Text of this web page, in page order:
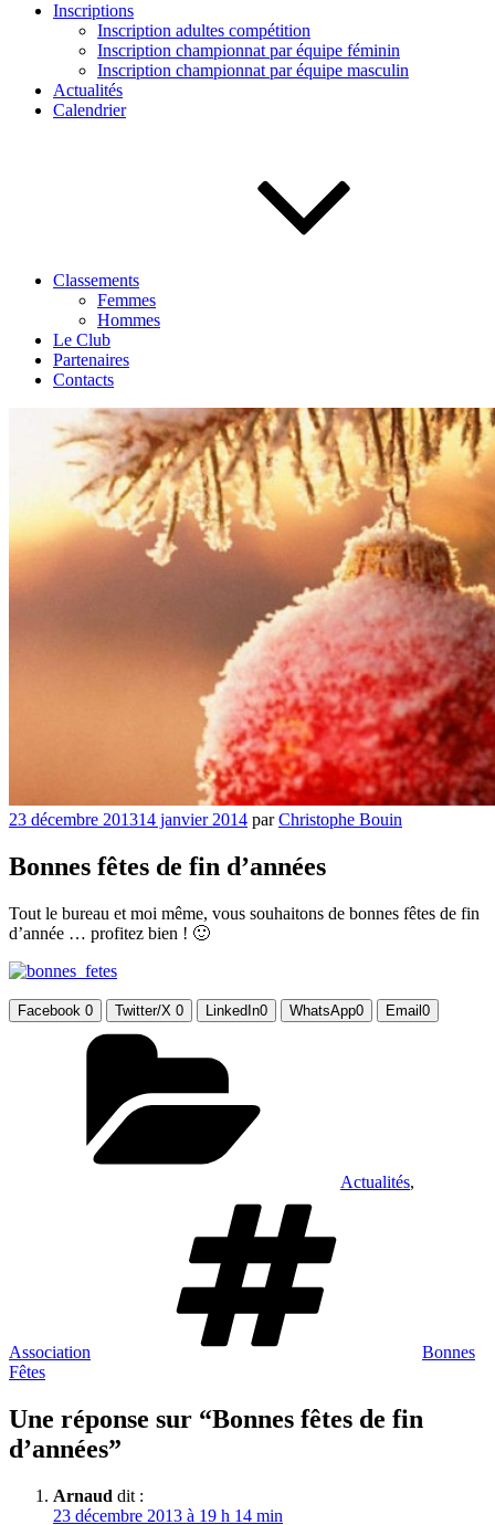
Inscriptions
Inscription adultes compétition
Inscription championnat par équipe féminin
Inscription championnat par équipe masculin
Actualités
Calendrier
Classements
Femmes
Hommes
Le Club
Partenaires
Contacts
Publié
23 décembre 201314 janvier 2014 parChristophe Bouin
Bonnes fêtes de fin d’années
Tout le bureau et moi même, vous souhaitons de bonnes fêtes de fin
d’année … profitez bien ! 🙂
Facebook 0 Twitter/X 0 LinkedIn0 WhatsApp0 Email 0
Actualités,
Association
Bonnes
Fêtes
Une réponse sur “Bonnes fêtes de fin
d’années”
Arnaud dit :
23 décembre 2013 à 19 h 14 min